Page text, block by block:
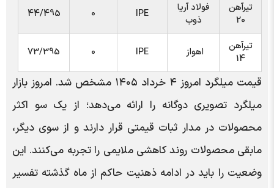
تیرآهن
20
فولاد آریا
ذوب
IPE
0
44/495
تیرآهن
14
اهواز IPE
0
73/395
قیمت میلگرد امروز ۴ خرداد ۱۴۰۵ مشخص شد. امروز بازار
میلگرد تصویری دوگانه را ارائه می‌دهد؛ از یک سو اکثر
محصولات در مدار ثبات قیمتی قرار دارند و از سوی دیگر،
مابقی محصولات روند کاهشی ملایمی را تجربه می‌کنند. این
وضعیت را باید در ادامه ذهنیت حاکم از ماه گذشته تفسیر